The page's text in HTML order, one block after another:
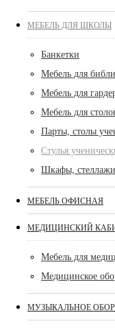
МЕБЕЛЬ ДЛЯ ШКОЛЫ
Банкетки
Мебель для
Мебель для
Мебель для
Парты, столы
Стулья
Шкафы,
МЕБЕЛЬ ОФИСНАЯ
МЕДИЦИНСКИЙ
Мебель для
Медицинское
МУЗЫКАЛЬНОЕ